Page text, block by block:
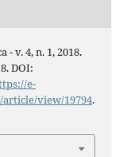
- v. 4, n. 1, 2018.
DOI:
e-
view/19794.